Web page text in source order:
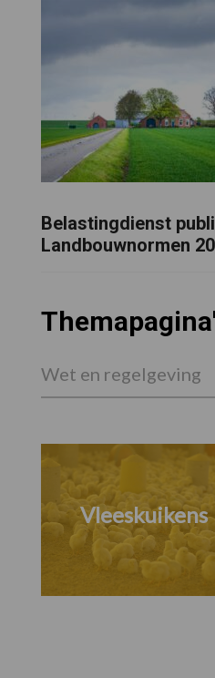
Belastingdienst
Landbouwnormen
Wet en regelgeving
Vleeskuikens